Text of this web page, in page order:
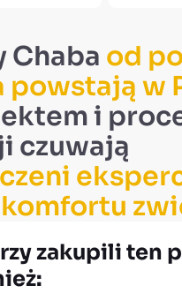
Chaba od
powstają w
i
czuwają
zakupili ten